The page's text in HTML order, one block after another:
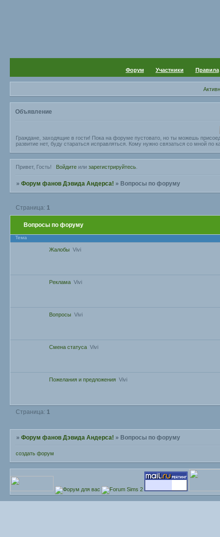
Форум Участники Правила
Объявление
Граждане, заходящие в гости! Пока на форуме пустовато, но ты можешь
развитие нет, буду стараться исправляться. Кому нужно связаться со мной
Привет, Гость! Войдитеили зарегистрируйтесь.
»Форум фанов Дэвида Андерса! » Вопросы по форуму
Вопросы по форуму
Страница: 1
Тема
Жалобы Vivi
Реклама Vivi
Вопросы Vivi
Смена статуса Vivi
Пожелания и предложения Vivi
Страница: 1
»Форум фанов Дэвида Андерса! » Вопросы по форуму
создать форум